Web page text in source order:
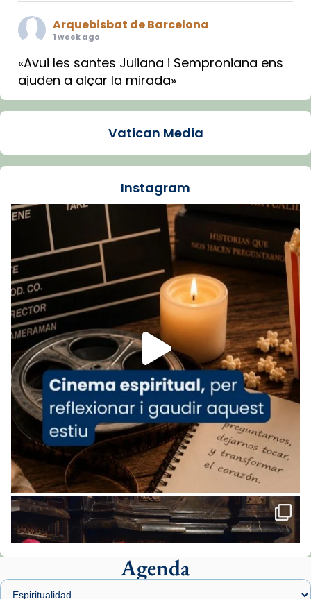
Arquebisbat de Barcelona
1 week ago
«Avui les santes Juliana i Semproniana ens
ajuden a alçar la mirada»
Mons. Sergi Gordo, bisbe de Tortosa, ha
Santes de Mataró.
🔗tinyurl.com/cvu5jmbk
Foto
View on Facebook Share
Arquebisbat de Barcelonais at Catedral
de Barcelona.
1 week ago
Aquest dilluns, 27 de juliol, ha tingut lloc la
missa d’acció de gràcies en agraïment al
comitè organitzador de la visita apostòlica
del Sant Pare Lleó XIV a Barcelona, i als
col·laboradors, a la Catedral de Barcelona.
L’arquebisbe de Barcelona, el cardenal Joan
Josep Omella, ha presidit la missa i l’ha
concelebrat el bisbe auxiliar de Barcelona,
Mons. David Abadías.
📸 Dr. G. Simón
Foto
View on Facebook Share
Arquebisbat de Barcelona
1 week ago
Vatican Media
Instagram
Agenda